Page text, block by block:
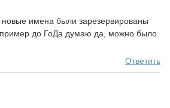
новые имена были зарезервированы
до ГоДа думаю да, можно было
Ответить